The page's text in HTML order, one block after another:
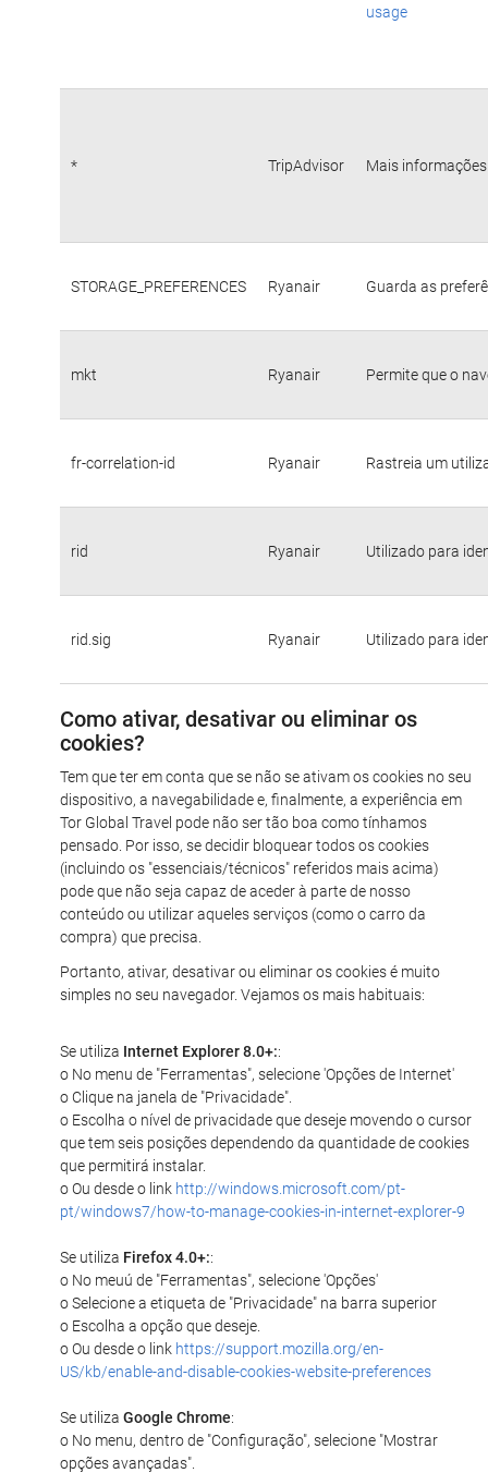
usage
* TripAdvisor Mais
STORAGE_PREFERENCES Ryanair Guarda as
mkt Ryanair Permite que o
fr-correlation-id Ryanair Rastreia um
rid Ryanair Utilizado para
rid.sig Ryanair Utilizado para
Como ativar, desativar ou eliminar os
cookies?
Tem que ter em conta que se não se ativam os cookies no seu
dispositivo, a navegabilidade e, finalmente, a experiência em
Tor Global Travel pode não ser tão boa como tínhamos
pensado. Por isso, se decidir bloquear todos os cookies
(incluindo os "essenciais/técnicos" referidos mais acima)
pode que não seja capaz de aceder à parte de nosso
conteúdo ou utilizar aqueles serviços (como o carro da
compra) que precisa.
Portanto, ativar, desativar ou eliminar os cookies é muito
simples no seu navegador. Vejamos os mais habituais:
Se utiliza Internet Explorer 8.0+::
o No menu de "Ferramentas", selecione 'Opções de Internet'
o Clique na janela de "Privacidade".
o Escolha o nível de privacidade que deseje movendo o cursor
que tem seis posições dependendo da quantidade de cookies
que permitirá instalar.
o Ou desde o link http://windows.microsoft.com/pt-
pt/windows7/how-to-manage-cookies-in-internet-explorer-9
Se utiliza Firefox 4.0+::
o No meuú de "Ferramentas", selecione 'Opções'
o Selecione a etiqueta de "Privacidade" na barra superior
o Escolha a opção que deseje.
o Ou desde o link https://support.mozilla.org/en-
US/kb/enable-and-disable-cookies-website-preferences
Se utiliza Google Chrome:
o No menu, dentro de "Configuração", selecione "Mostrar
opções avançadas".